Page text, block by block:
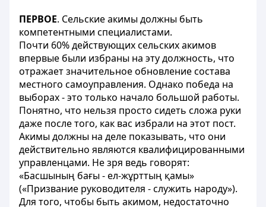
ПЕРВОЕ. Сельские акимы должны быть
компетентными специалистами.
Почти 60% действующих сельских акимов
впервые были избраны на эту должность, что
отражает значительное обновление состава
местного самоуправления. Однако победа на
выборах - это только начало большой работы.
Понятно, что нельзя просто сидеть сложа руки
даже после того, как вас избрали на этот пост.
Акимы должны на деле показывать, что они
действительно являются квалифицированными
управленцами. Не зря ведь говорят:
«Басшының бағы - ел-жұрттың қамы»
(«Призвание руководителя - служить народу»).
Для того, чтобы быть акимом, недостаточно